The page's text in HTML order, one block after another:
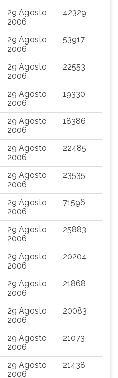
29 Agosto
2006
42329
29 Agosto
2006
53917
29 Agosto
2006
22553
29 Agosto
2006
19330
29 Agosto
2006
18386
29 Agosto
2006
22485
29 Agosto
2006
23535
29 Agosto
2006
71596
29 Agosto
2006
25883
29 Agosto
2006
20204
29 Agosto
2006
21868
29 Agosto
2006
20083
29 Agosto
2006
21073
29 Agosto
2006
21438